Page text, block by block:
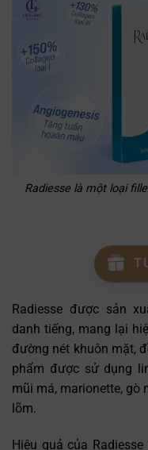
Radiesse là một loại
Radiesse được sản
danh tiếng, mang lại
đường nét khuôn mặt,
phẩm được sử dụng
mũi má, marionette, gò
lõm.
Hiệu quả của